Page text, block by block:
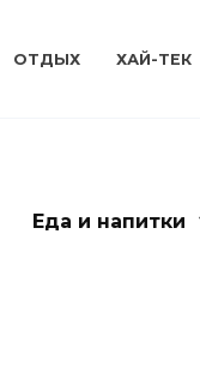
ОТДЫХ ХАЙ-ТЕК
Еда и напитки